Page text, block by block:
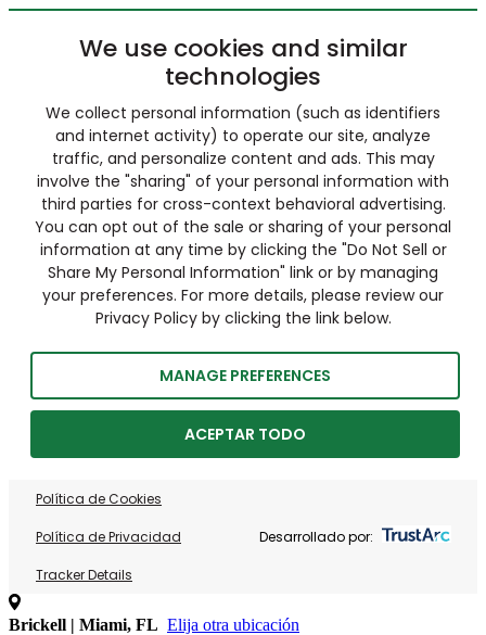
We use cookies and similar
technologies
We collect personal information (such as identifiers
and internet activity) to operate our site, analyze
traffic, and personalize content and ads. This may
involve the "sharing" of your personal information with
third parties for cross-context behavioral advertising.
You can opt out of the sale or sharing of your personal
information at any time by clicking the "Do Not Sell or
Share My Personal Information" link or by managing
your preferences. For more details, please review our
Privacy Policy by clicking the link below.
MANAGE PREFERENCES
ACEPTAR TODO
Política de Cookies
Política de Privacidad
Tracker Details
Desarrollado por:
Brickell | Miami, FL Elija otra ubicación